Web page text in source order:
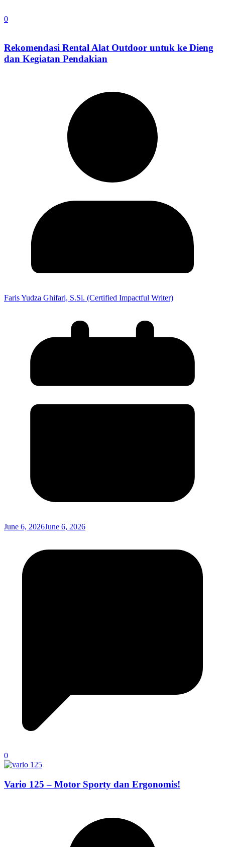
0
Rekomendasi Rental Alat Outdoor untuk ke Dieng
dan Kegiatan Pendakian
Faris Yudza Ghifari, S.Si. (Certified Impactful Writer)
June 6, 2026June 6, 2026
0
Vario 125 – Motor Sporty dan Ergonomis!